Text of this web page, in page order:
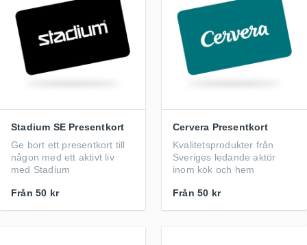
Stadium SE Presentkort
Ge bort ett presentkort till
någon med ett aktivt liv
med Stadium
Från 50 kr
Cervera Presentkort
Kvalitetsprodukter från
Sveriges ledande aktör
inom kök och hem
Från 50 kr